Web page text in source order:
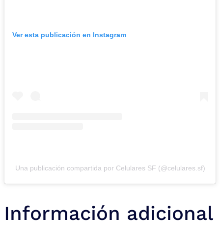
Ver esta publicación en Instagram
Una publicación compartida por Celulares SF (@celulares.sf)
Información adicional